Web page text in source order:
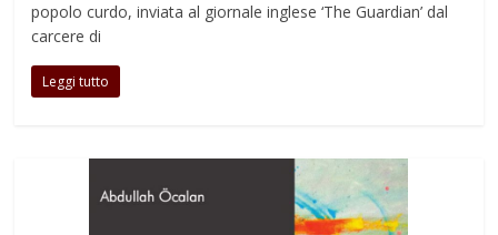
popolo curdo, inviata al giornale inglese ‘The Guardian’ dal
carcere di
Leggi tutto